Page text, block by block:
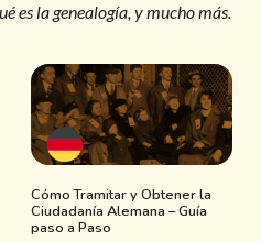
es la genealogía, y mucho más.
Cómo Tramitar y Obtener la
Ciudadanía Alemana – Guía
paso a Paso